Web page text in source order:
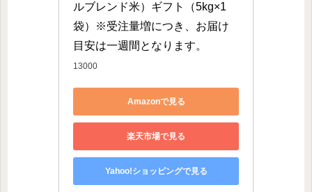
ルブレンド米）ギフト（5kg×1
袋）※受注量増につき、お届け
目安は一週間となります。
13000
Amazonで見る
楽天市場で見る
Yahoo!ショッピングで見る